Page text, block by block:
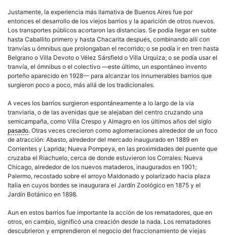
Justamente, la experiencia más llamativa de Buenos Aires fue por
entonces el desarrollo de los viejos barrios y la aparición de otros nuevos.
Los transportes públicos acortaron las distancias. Se podía llegar en subte
hasta Caballito primero y hasta Chacarita después, combinando allí con
tranvías u ómnibus que prolongaban el recorrido; o se podía ir en tren hasta
Belgrano o Villa Devoto o Vélez Sársfield o Villa Urquiza; o se podía usar el
tranvía, el ómnibus o el colectivo —este último, un espontáneo invento
porteño aparecido en 1928— para alcanzar los innumerables barrios que
surgieron poco a poco, más allá de los tradicionales.
A veces los barrios surgieron espontáneamente a lo largo de la vía
tranviaria, o de las avenidas que se alejaban del centro cruzando una
semicampaña, como Villa Crespo y Almagro en los últimos años del siglo
pasado. Otras veces crecieron como aglomeraciones alrededor de un foco
de atracción: Abasto, alrededor del mercado inaugurado en 1889 en
Corrientes y Laprida; Nueva Pompeya, en las proximidades del puente que
cruzaba el Riachuelo, cerca de donde estuvieron los Corrales: Nueva
Chicago, alrededor de los nuevos mataderos, inaugurados en 1901;
Palermo, recostado sobre el arroyo Maldonado y polarizado hacia plaza
Italia en cuyos bordes se inaugurara el Jardín Zoológico en 1875 y el
Jardín Botánico en 1898.
Aun en estos barrios fue importante la acción de los rematadores, que en
otros, en cambio, significó una creación desde la nada. Los rematadores
descubrieron y emprendieron el negocio del fraccionamiento de viejas